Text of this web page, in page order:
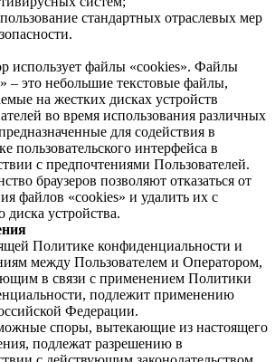
стандартных отраслевых мер
использует файлы «cookies». Файлы
– это небольшие текстовые файлы,
на жестких дисках устройств
во время использования различных
для содействия в
пользовательского интерфейса в
с предпочтениями Пользователей.
браузеров позволяют отказаться от
файлов «cookies» и удалить их с
диска устройства.
Политике конфиденциальности и
между Пользователем и Оператором,
в связи с применением Политики
подлежит применению
Федерации.
споры, вытекающие из настоящего
подлежат разрешению в